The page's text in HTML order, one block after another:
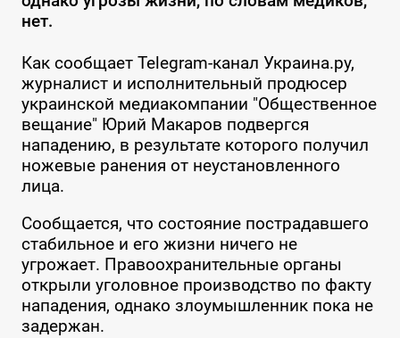
нет.
Как сообщает Telegram-канал Украина.ру,
журналист и исполнительный продюсер
украинской медиакомпании "Общественное
вещание" Юрий Макаров подвергся
нападению, в результате которого получил
ножевые ранения от неустановленного
лица.
Сообщается, что состояние пострадавшего
стабильное и его жизни ничего не
угрожает. Правоохранительные органы
открыли уголовное производство по факту
нападения, однако злоумышленник пока не
задержан.